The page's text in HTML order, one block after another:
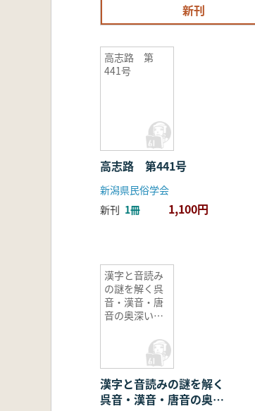
新刊
高志路 第
441号
高志路 第441号
新潟県民俗学会
新刊 1冊 1,100円
漢字と音読み
の謎を解く呉
音・漢音・唐
音の奥深い世
漢字と音読みの謎を解く
呉音・漢音・唐音の奥深